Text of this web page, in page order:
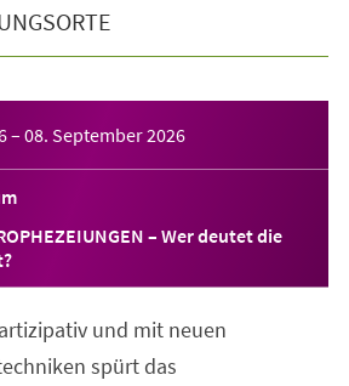
– 08. September 2026
– Wer deutet die
und mit neuen
spürt das